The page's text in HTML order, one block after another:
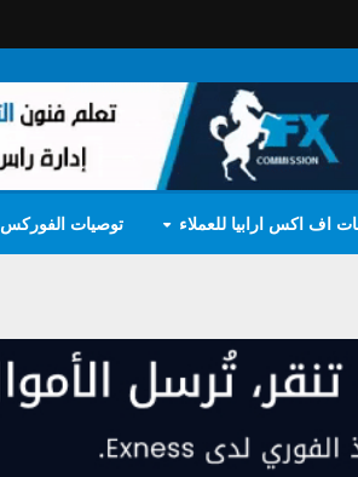
اف اكس ارابيا للعملاء توصيات الفوركس